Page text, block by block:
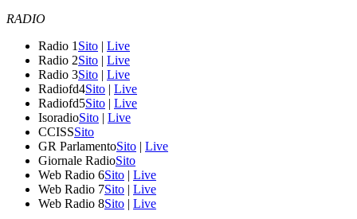
RADIO
Radio 1 Sito | Live
Radio 2Sito | Live
Radio 3Sito | Live
Radiofd4Sito | Live
Radiofd5Sito | Live
IsoradioSito | Live
CCISSSito
GR ParlamentoSito | Live
Giornale RadioSito
Web Radio 6Sito | Live
Web Radio 7Sito | Live
Web Radio 8Sito | Live